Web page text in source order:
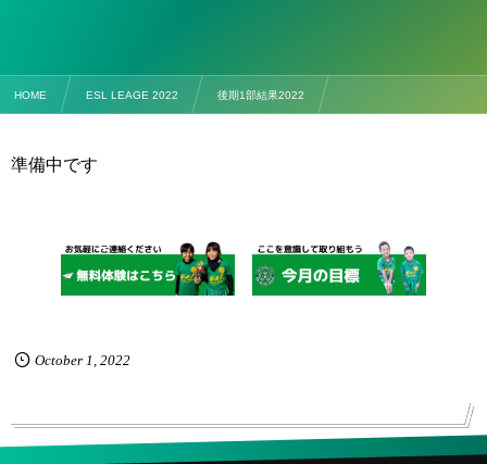
HOME ESL LEAGE 2022 後期1部結果2022
準備中です
October 1 2022